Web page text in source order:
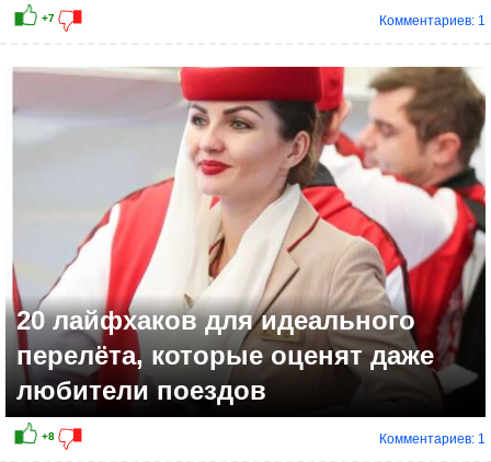
Комментариев: 1
20 лайфхаков для идеального
перелёта, которые оценят даже
любители поездов
Комментариев: 1